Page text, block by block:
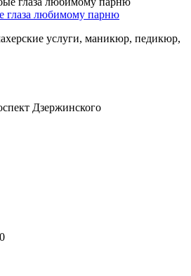
глаза любимому парню
услуги, маникюр, педикюр,
Дзержинского